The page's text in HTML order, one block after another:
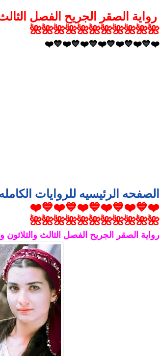
رواية الصقر الجريح الفصل
🌺🌺🌺🌺🌺🌺🌺🌺🌺🌺🌺
❤️💙❤️💙❤️💙❤️💙❤️💙❤️💙❤️
الصفحه الرئيسيه للروايات
❤️💙❤️💙❤️💙❤️💙❤️💙❤️
🌺🌺🌺🌺🌺🌺🌺🌺🌺🌺🌺
رواية الصقر الجريح الفصل الثالث والثلاثون